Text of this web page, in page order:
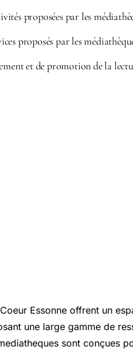
proposées par les
proposés par les
et de promotion de la
Coeur Essonne offrent un
une large gamme de
sont conçues